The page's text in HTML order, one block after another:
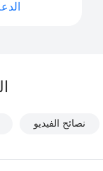
نصائح الفيديو